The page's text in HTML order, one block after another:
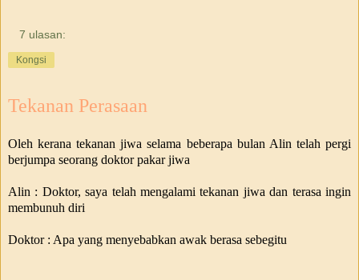
7 ulasan:
Kongsi
Tekanan Perasaan
Oleh kerana tekanan jiwa selama beberapa bulan Alin telah pergi
berjumpa seorang doktor pakar jiwa
Alin : Doktor, saya telah mengalami tekanan jiwa dan terasa ingin
membunuh diri
Doktor : Apa yang menyebabkan awak berasa sebegitu